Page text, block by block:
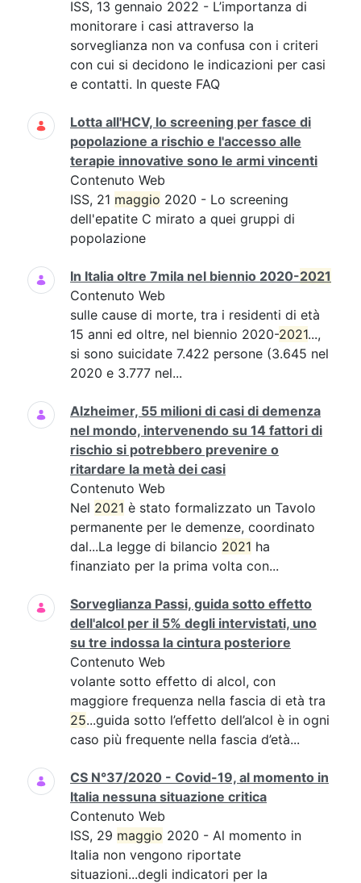
ISS, 13 gennaio 2022 - L’importanza di
monitorare i casi attraverso la
sorveglianza non va confusa con i criteri
con cui si decidono le indicazioni per casi
e contatti. In queste FAQ
Lotta all'HCV, lo screening per fasce di
popolazione a rischio e l'accesso alle
terapie innovative sono le armi vincenti
Contenuto Web
ISS, 21 maggio 2020 - Lo screening
dell'epatite C mirato a quei gruppi di
popolazione
In Italia oltre 7mila nel biennio 2020-2021
Contenuto Web
sulle cause di morte, tra i residenti di età
15 anni ed oltre, nel biennio 2020-2021...,
si sono suicidate 7.422 persone (3.645 nel
2020 e 3.777 nel...
Alzheimer, 55 milioni di casi di demenza
nel mondo, intervenendo su 14 fattori di
rischio si potrebbero prevenire o
ritardare la metà dei casi
Contenuto Web
Nel 2021 è stato formalizzato un Tavolo
permanente per le demenze, coordinato
dal...La legge di bilancio 2021 ha
finanziato per la prima volta con...
Sorveglianza Passi, guida sotto effetto
dell'alcol per il 5% degli intervistati, uno
su tre indossa la cintura posteriore
Contenuto Web
volante sotto effetto di alcol, con
maggiore frequenza nella fascia di età tra
25...guida sotto l’effetto dell’alcol è in ogni
caso più frequente nella fascia d’età...
CS N°37/2020 - Covid-19, al momento in
Italia nessuna situazione critica
Contenuto Web
ISS, 29 maggio 2020 - Al momento in
Italia non vengono riportate
situazioni...degli indicatori per la